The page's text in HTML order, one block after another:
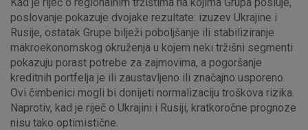
poslovanje pokazuje dvojake rezultate: izuzev Ukrajine i
Rusije, ostatak Grupe bilježi poboljšanje ili stabiliziranje
makroekonomskog okruženja u kojem neki tržišni segmenti
pokazuju porast potrebe za zajmovima, a pogoršanje
kreditnih portfelja je ili zaustavljeno ili značajno usporeno.
Ovi čimbenici mogli bi donijeti normalizaciju troškova rizika.
Naprotiv, kad je riječ o Ukrajini i Rusiji, kratkoročne prognoze
nisu tako optimistične.